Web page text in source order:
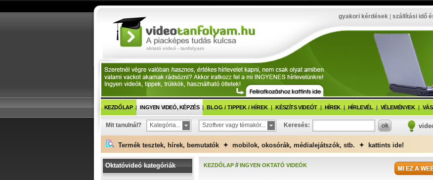
oktató videó - tanfolyam
gyakori kérdések| szállítási idő
KEZDŐLAP INGYEN VIDEÓ, KÉPZÉS BLOG / TIPPEK / HÍREK KÉSZÍTS VIDEÓT HÍREK HÍRLEVÉL VÉLEMÉNYEK
Mit tanulnál? Kategória... Szoftver vagy témakör... Keresés:
Termék tesztek, hírek, bemutatók ✦ mobilok, okosórák, médialejátszók, stb. ✦ kattints ide!
Oktatóvideó kategóriák KEZDŐLAP // INGYEN OKTATÓ VIDEÓK